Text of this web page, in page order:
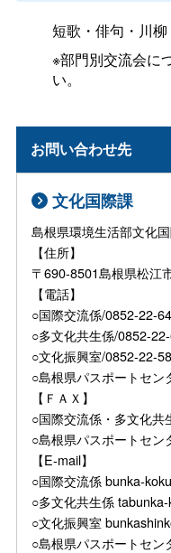
短歌・俳句・川
※部門別交流会に
い。
お問い合わせ先
文化国際課
島根県環境生活部文化
【住所】
〒690-8501島根県松江
【電話】
○国際交流係/0852-22-
○多文化共生係/0852-
○文化振興室/0852-22-
○島根県パスポートセ
【ＦＡＸ】
○国際交流係・多文化
○島根県パスポートセ
【E-mail】
○国際交流係 bunka-
○多文化共生係
○文化振興室
○島根県パスポートセ